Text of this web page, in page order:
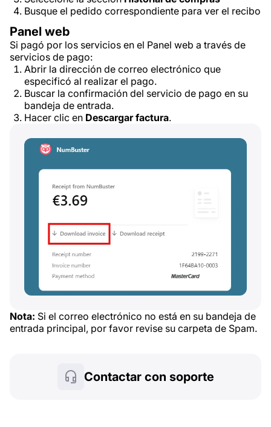
Busque el pedido correspondiente para ver el recibo
Panel web
Si pagó por los servicios en el Panel web a través de
servicios de pago:
Abrir la dirección de correo electrónico que
especificó al realizar el pago.
Buscar la confirmación del servicio de pago en su
bandeja de entrada.
Hacer clic en Descargar factura.
Nota: Si el correo electrónico no está en su bandeja de
entrada principal, por favor revise su carpeta de Spam.
Contactar con soporte